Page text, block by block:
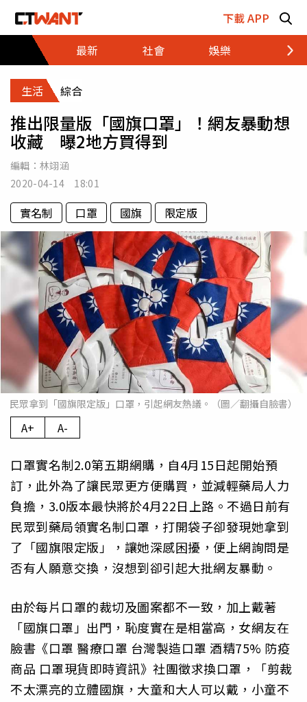
下載 APP
最新
社會 娛樂 財經
生活 綜合
推出限量版「國旗口罩」！網友暴動想
收藏 曝2地方買得到
編輯： 林翊涵
2020-04-14 18:01
實名制 口罩 國旗 限定版
民眾拿到「國旗限定版」口罩，引起網友熱議。（圖／翻攝自臉書）
A+ A-
口罩實名制2.0第五期網購，自4月15日起開始預
訂，此外為了讓民眾更方便購買，並減輕藥局人力
負擔，3.0版本最快將於4月22日上路。不過日前有
民眾到藥局領實名制口罩，打開袋子卻發現她拿到
了「國旗限定版」，讓她深感困擾，便上網詢問是
否有人願意交換，沒想到卻引起大批網友暴動。
由於每片口罩的裁切及圖案都不一致，加上戴著
「國旗口罩」出門，恥度實在是相當高，女網友在
臉書《口罩 醫療口罩 台灣製造口罩 酒精75% 防疫
商品 口罩現貨即時資訊》社團徵求換口罩，「剪裁
不太漂亮的立體國旗，大童和大人可以戴，小童不